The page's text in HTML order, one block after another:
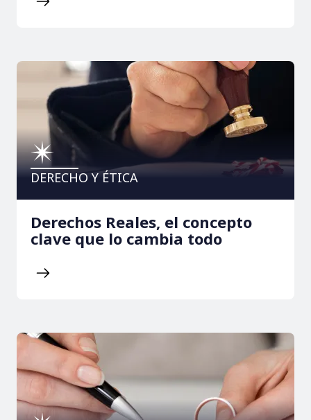
DERECHO Y ÉTICA
Derechos Reales, el concepto
clave que lo cambia todo